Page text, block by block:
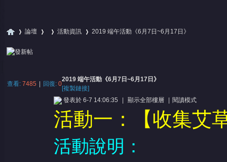
論壇 活動資訊
›
2019 端午活動《6月7日~6月17日》
查看: 7485 回復: 0
2019 端午活動《6月7日~6月17日》
[複製鏈接]
發表於 6-7 14:06:35 顯示全部樓層 閱讀模式
活動一：【收集艾
活動說明：